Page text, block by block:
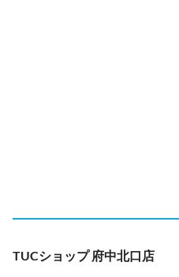
TUCショップ 府中北口店